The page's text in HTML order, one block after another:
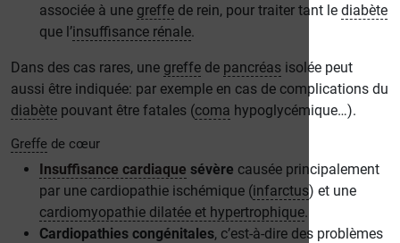
associée à une greffe de rein, pour traiter tant le diabète
que l’insuffisance rénale.
Dans des cas rares, une greffe de pancréas isolée peut
aussi être indiquée: par exemple en cas de complications du
diabète pouvant être fatales (coma hypoglycémique…).
Greffe de cœur
Insuffisance cardiaque sévère causée principalement
par une cardiopathie ischémique (infarctus) et une
cardiomyopathie dilatée et hypertrophique.
Cardiopathies congénitales, c’est-à-dire des problèmes